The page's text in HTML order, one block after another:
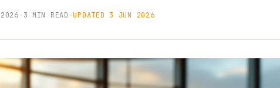
· 3 MIN READ ·UPDATED 3 JUN 2026